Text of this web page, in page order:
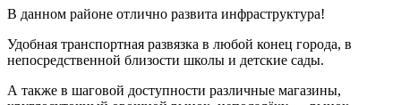
В данном районе отлично развита инфраструктура!
Удобная транспортная развязка в любой конец города, в
непосредственной близости школы и детские сады.
А также в шаговой доступности различные магазины,